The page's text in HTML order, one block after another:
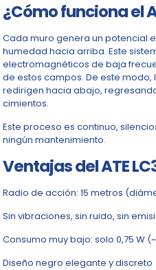
¿Cómo funciona el
Cada muro genera un potencial
humedad hacia arriba. Este
electromagnéticos de baja
de estos campos. De este
redirigen hacia abajo,
cimientos.
Este proceso es continuo,
ningún mantenimiento.
Ventajas del ATE
Radio de acción: 15 metros
Sin vibraciones, sin ruido, sin
Consumo muy bajo: solo 0,75 W
Diseño negro elegante y discreto